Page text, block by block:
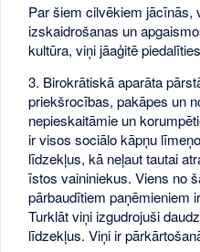
Par šiem cilvēkiem jācīnās,
izskaidrošanas un
kultūra, viņi jāaģitē
3. Birokrātiskā aparāta
priekšrocības, pakāpes un
nepieskaitāmie un
ir visos sociālo kāpņu
līdzekļus, kā neļaut tautai
īstos vaininiekus. Viens no
pārbaudītiem paņēmieniem
Turklāt viņi izgudrojuši
līdzekļus. Viņi ir